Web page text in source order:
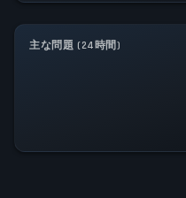
主な問題 (24時間)